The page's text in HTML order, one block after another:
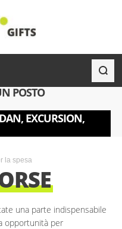
POSTO
EXCURSION,
la spesa
una parte indispensabile
opportunità per